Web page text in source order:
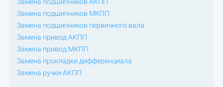
Замена подшипников МКПП
Замена подшипников первичного вала
Замена привод АКПП
Замена привод МКПП
Замена прокладки дифференциала
Замена ручки АКПП